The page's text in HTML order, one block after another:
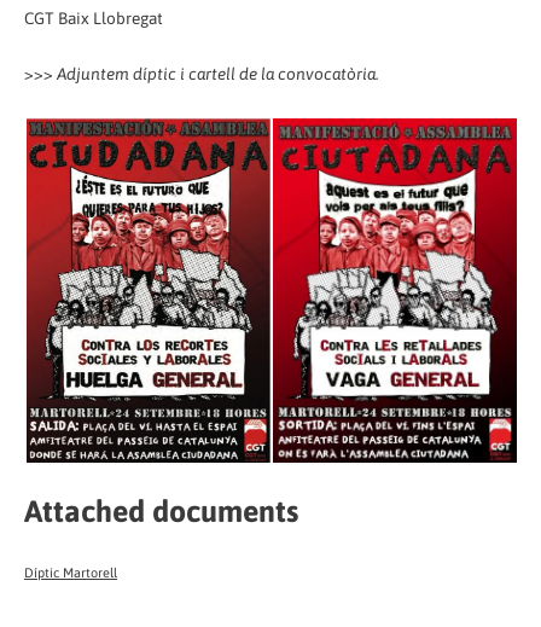
CGT Baix Llobregat
>>> Adjuntem díptic i cartell de la convocatòria.
Attached documents
Díptic Martorell